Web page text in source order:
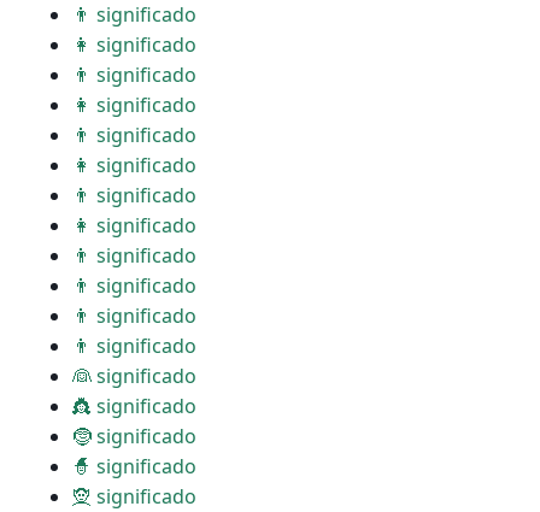
👨 significado
👩 significado
👨 significado
👩 significado
👨 significado
👩 significado
👨 significado
👩 significado
👨 significado
👨 significado
👨 significado
👨 significado
👰 significado
👸 significado
🤶 significado
🧙 significado
🧝 significado